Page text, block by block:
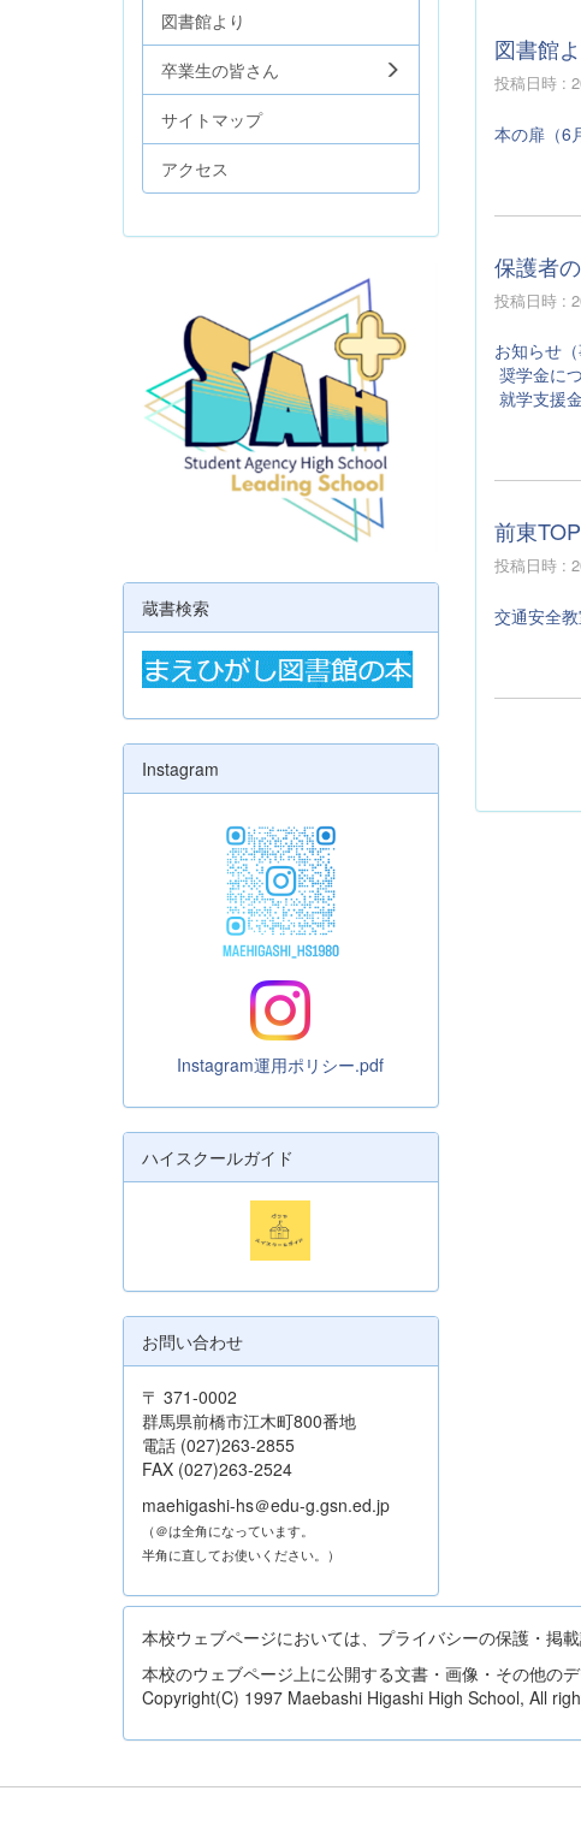
図書館
投稿日時 :
本の扉（6
保護者
投稿日時 :
お知らせ（
奨学金に
就学支援
前東
投稿日時 :
交通安全
図書館より
卒業生の皆さん
サイトマップ
アクセス
蔵書検索
Instagram
Instagram運用ポリシー.pdf
ハイスクールガイド
お問い合わせ
〒 371-0002
群馬県前橋市江木町800番地
電話 (027)263-2855
FAX (027)263-2524
maehigashi-hs＠edu-g.gsn.ed.jp
（＠は全角になっています。
半角に直してお使いください。）
本校ウェブページにおいては、プライバシーの保護・掲
本校のウェブページ上に公開する文書・画像・その他の
Copyright(C) 1997 Maebashi Higashi High School, All